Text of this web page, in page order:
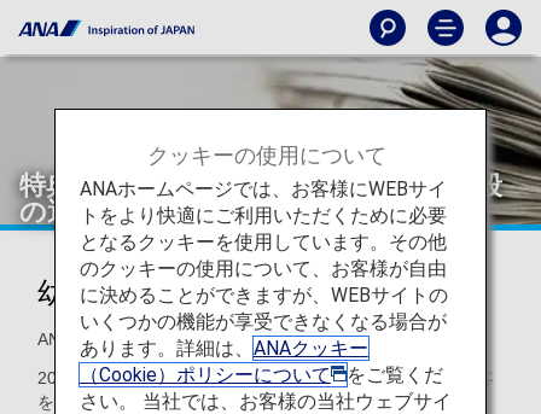
特典航空券ご利用時の幼児の支払い手段
の選択肢
幼児・小児の特典利用について
ANA国際線特典航空券をご利用の場合
2018年12月1日ご搭乗分より、座席を必要としない幼児旅客
を同伴する場合、マイル支払でもご搭乗可能になります。
クッキーの使用について
ANAホームページでは、お客様にWEBサイ
トをより快適にご利用いただくために必要
となるクッキーを使用しています。その他
のクッキーの使用について、お客様が自由
に決めることができますが、WEBサイトの
いくつかの機能が享受できなくなる場合が
あります。詳細は、 ANAクッキー
（Cookie）ポリシーについて
をご覧くだ
さい。 当社では、お客様の当社ウェブサイ